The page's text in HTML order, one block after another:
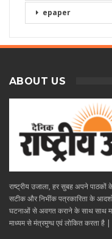
epaper
ABOUT US
राष्ट्रीय उजाला, हर सुबह अपने
सटीक और निभींक पत्रकारिता के
घटनाओं से अवगत कराने के साथ साथ
माध्यम से मंत्रमुग्ध एवं लोकित करता है |